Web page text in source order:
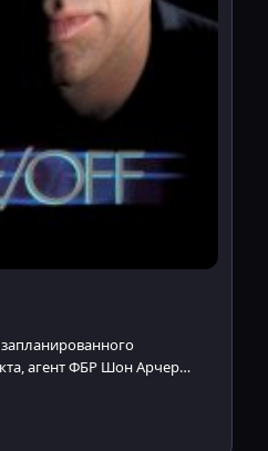
агент ФБР Шон Арчер
операцию. Он
Кастора Троя,